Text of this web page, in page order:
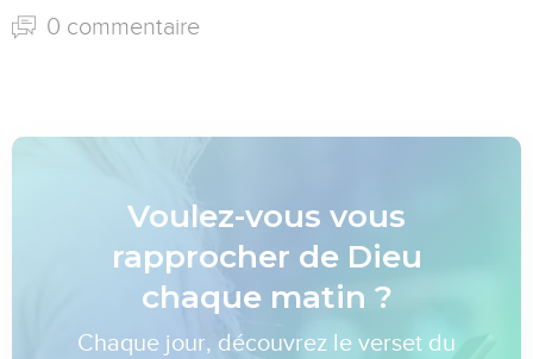
0 commentaire
Voulez-vous vous
rapprocher de Dieu
chaque matin ?
Chaque jour, découvrez le verset du